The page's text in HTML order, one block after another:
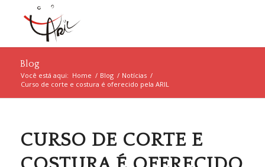
Blog
Você está aqui: Home / Blog / Notícias /
Curso de corte e costura é oferecido pela ARIL
CURSO DE CORTE E